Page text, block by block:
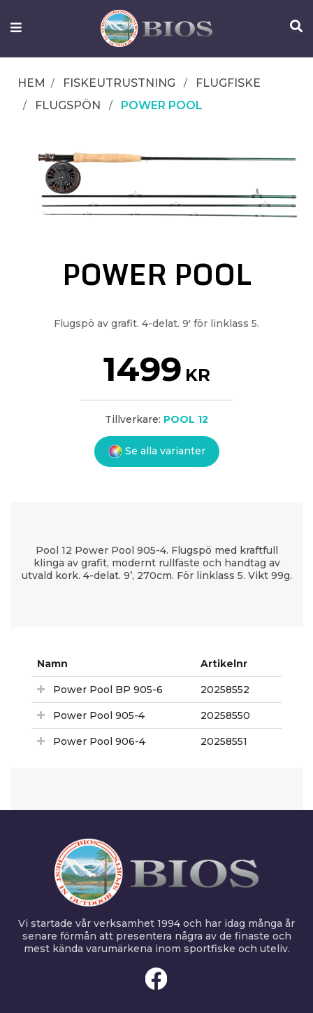
FISKEUTRUSTNING
OM
IFISH
KONTAKTA
OSS
HEM FISKEUTRUSTNING
FLUGFISKE
FLUGSPÖN
POWER POOL
POWER POOL
Flugspö av grafit. 4-delat. 9' för linklass 5.
1499 KR
Tillverkare: POOL 12
Se alla varianter
Pool 12 Power Pool 905-4. Flugspö med kraftfull
klinga av grafit, modernt rullfäste och handtag av
utvald kork. 4-delat. 9’, 270cm. För linklass 5. Vikt 99g.
Namn Artikelnr
Power Pool BP 905-6 20258552
Power Pool 905-4 20258550
Power Pool 906-4 20258551
Vi startade vår verksamhet 1994 och har idag många år
senare förmån att presentera några av de finaste och
mest kända varumärkena inom sportfiske och uteliv.